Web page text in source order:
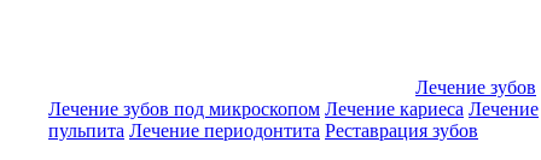
Лечение зубов
Лечение зубов под микроскопом Лечение кариеса Лечение
пульпита Лечение периодонтита Реставрация зубов